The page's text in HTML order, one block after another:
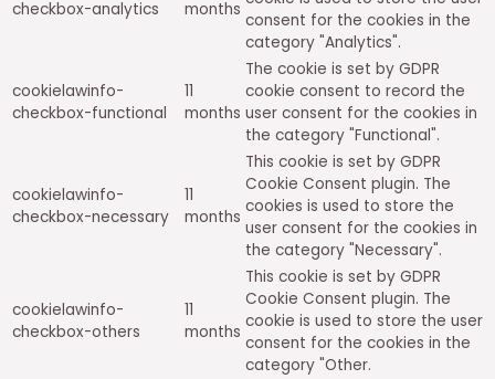
checkbox-analytics
months
consent for the cookies in the
category "Analytics".
cookielawinfo-
checkbox-functional
11
months
The cookie is set by GDPR
cookie consent to record the
user consent for the cookies in
the category "Functional".
cookielawinfo-
checkbox-necessary
11
months
This cookie is set by GDPR
Cookie Consent plugin. The
cookies is used to store the
user consent for the cookies in
the category "Necessary".
cookielawinfo-
checkbox-others
11
months
This cookie is set by GDPR
Cookie Consent plugin. The
cookie is used to store the user
consent for the cookies in the
category "Other.